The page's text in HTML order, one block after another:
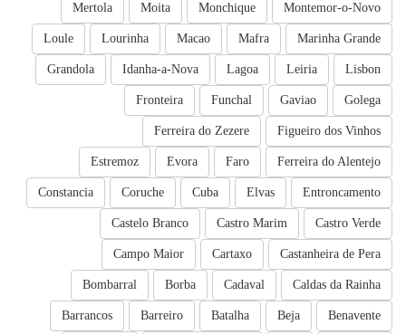
Montemor-o-Novo
Monchique
Moita
Mertola
Marinha Grande
Mafra
Macao
Lourinha
Loule
Lisbon
Leiria
Lagoa
Idanha-a-Nova
Grandola
Golega
Gaviao
Funchal
Fronteira
Figueiro dos Vinhos
Ferreira do Zezere
Ferreira do Alentejo
Faro
Evora
Estremoz
Entroncamento
Elvas
Cuba
Coruche
Constancia
Castro Verde
Castro Marim
Castelo Branco
Castanheira de Pera
Cartaxo
Campo Maior
Caldas da Rainha
Cadaval
Borba
Bombarral
Benavente
Beja
Batalha
Barreiro
Barrancos